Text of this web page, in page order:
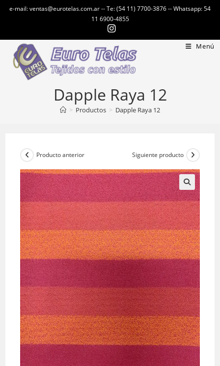
e-mail: ventas@eurotelas.com.ar -- Te: (54 11) 7700-3876 -- Whatsapp: 54
11 6900-4855
Menú
Dapple Raya 12
> Productos > Dapple Raya 12
Producto anterior Siguiente producto